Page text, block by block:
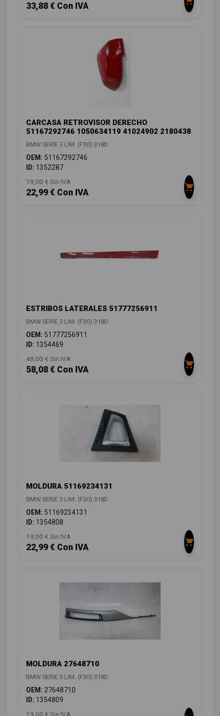
33,88 € Con IVA
CARCASA RETROVISOR DERECHO
51167292746 1050634119 41024902 2180438
BMW SERIE 3 LIM. (F30) 318D
OEM: 51167292746
ID: 1352287
19,00 € Sin IVA
22,99 € Con IVA
ESTRIBOS LATERALES 51777256911
BMW SERIE 3 LIM. (F30) 318D
OEM: 51777256911
ID: 1354469
48,00 € Sin IVA
58,08 € Con IVA
MOLDURA 51169234131
BMW SERIE 3 LIM. (F30) 318D
OEM: 51169234131
ID: 1354808
19,00 € Sin IVA
22,99 € Con IVA
MOLDURA 27648710
BMW SERIE 3 LIM. (F30) 318D
OEM: 27648710
ID: 1354809
19,00 € Sin IVA